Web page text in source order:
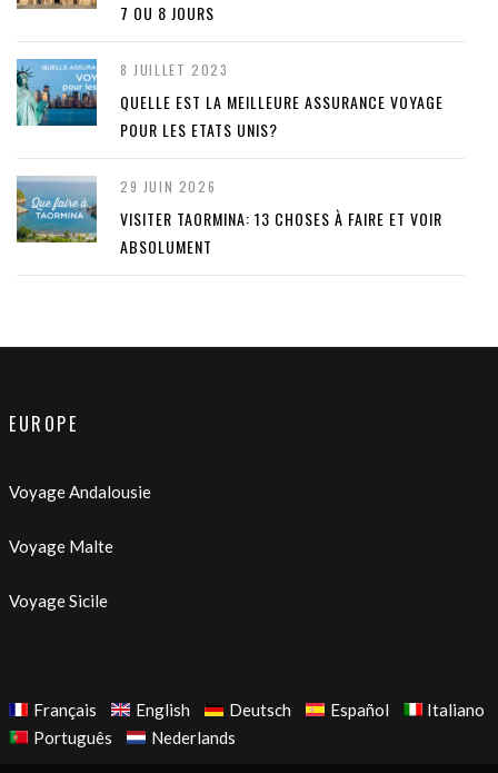
7 OU 8 JOURS
8 JUILLET 2023
QUELLE EST LA MEILLEURE ASSURANCE VOYAGE
POUR LES ETATS UNIS?
29 JUIN 2026
VISITER TAORMINA: 13 CHOSES À FAIRE ET VOIR
ABSOLUMENT
EUROPE
Voyage Andalousie
Voyage Malte
Voyage Sicile
Français English Deutsch Español
Italiano
Português
Nederlands